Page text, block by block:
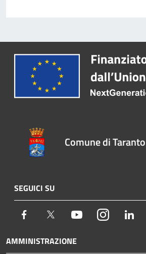
Comune di Taranto
SEGUICI SU
Facebook Twitter YoutubeInstagram
AMMINISTRAZIONE